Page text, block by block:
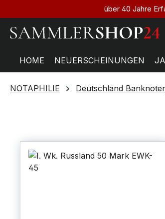
über 40 Jahre
HOME NEUERSCHEINUNGEN
NOTAPHILIE Deutschland